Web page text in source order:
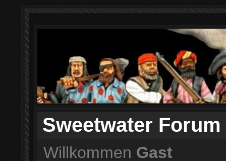
Sweetwater Forum
Willkommen Gast